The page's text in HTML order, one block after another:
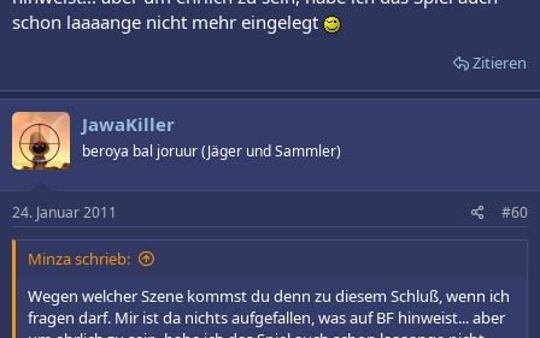
schon laaaange nicht mehr eingelegt
Zitieren
JawaKiller
beroya bal joruur (Jäger und Sammler)
24. Januar 2011 #60
Minza schrieb:
Wegen welcher Szene kommst du denn zu diesem Schluß, wenn ich
fragen darf. Mir ist da nichts aufgefallen, was auf BF hinweist... aber